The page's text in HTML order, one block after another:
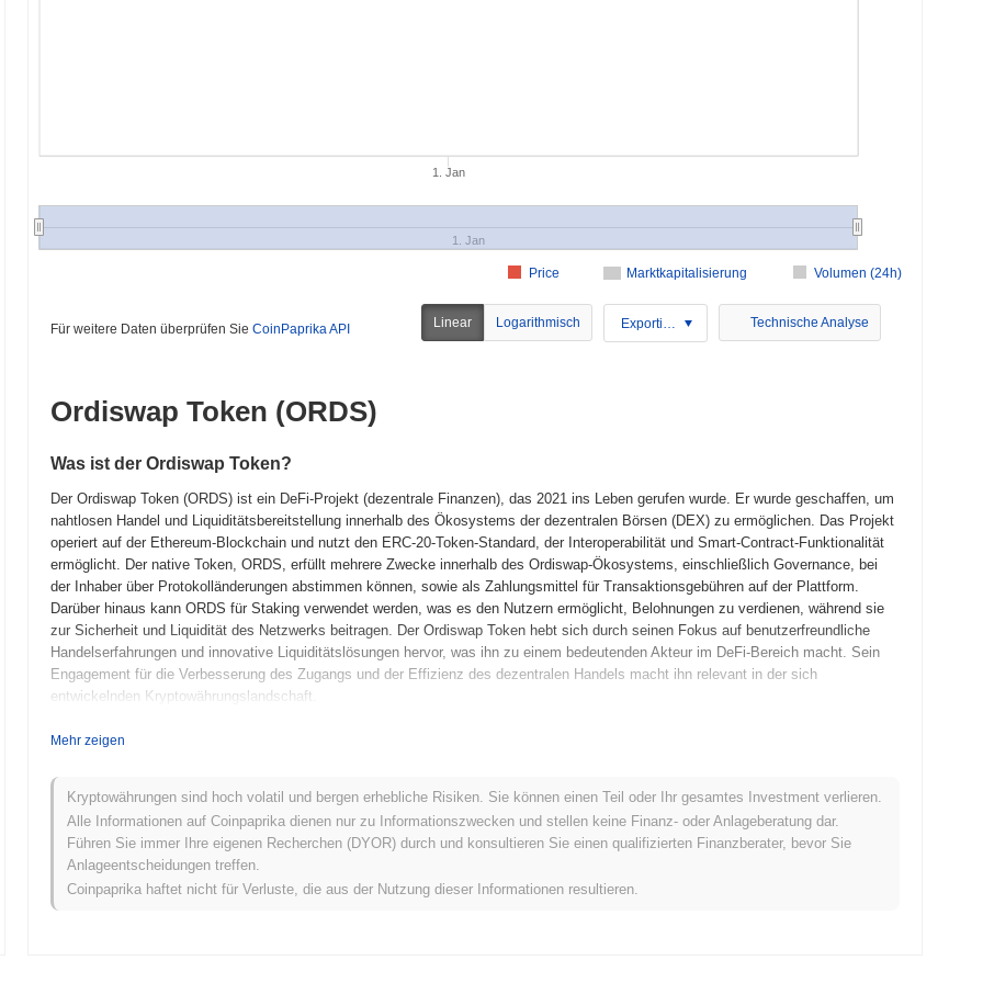
Marktkapitalisierung Volumen (24h)
Price
1. Jan
1. Jan
Für weitere Daten überprüfen Sie CoinPaprika API Linear Logarithmisch Exportieren Technische Analyse
Ordiswap Token (ORDS)
Was ist der Ordiswap Token?
Der Ordiswap Token (ORDS) ist ein DeFi-Projekt (dezentrale Finanzen), das 2021 ins Leben gerufen wurde. Er wurde geschaffen, um
nahtlosen Handel und Liquiditätsbereitstellung innerhalb des Ökosystems der dezentralen Börsen (DEX) zu ermöglichen. Das Projekt
operiert auf der Ethereum-Blockchain und nutzt den ERC-20-Token-Standard, der Interoperabilität und Smart-Contract-Funktionalität
ermöglicht. Der native Token, ORDS, erfüllt mehrere Zwecke innerhalb des Ordiswap-Ökosystems, einschließlich Governance, bei
der Inhaber über Protokolländerungen abstimmen können, sowie als Zahlungsmittel für Transaktionsgebühren auf der Plattform.
Darüber hinaus kann ORDS für Staking verwendet werden, was es den Nutzern ermöglicht, Belohnungen zu verdienen, während sie
zur Sicherheit und Liquidität des Netzwerks beitragen. Der Ordiswap Token hebt sich durch seinen Fokus auf benutzerfreundliche
Handelserfahrungen und innovative Liquiditätslösungen hervor, was ihn zu einem bedeutenden Akteur im DeFi-Bereich macht. Sein
Engagement für die Verbesserung des Zugangs und der Effizienz des dezentralen Handels macht ihn relevant in der sich
entwickelnden Kryptowährungslandschaft.
Wann und wie begann der Ordiswap Token?
technischen Rahmen des Projekts umreißt. Das Projekt startete sein Testnetz im Juni 2021, was frühen Nutzern ermöglichte, mit der
Plattform zu interagieren und Feedback zu geben. Nach erfolgreichen Tests wurde das Hauptnetz im September 2021 gestartet, was
den offiziellen Eintritt des Tokens in den Markt markierte. Die frühe Entwicklung konzentrierte sich auf die Schaffung eines
Ökosystems für dezentrale Börsen, das nahtlosen Handel und Liquiditätsbereitstellung ermöglicht. Die erste Verteilung des Ordiswap
Tokens erfolgte im Oktober 2021 durch ein faires Launch-Modell, das darauf abzielte, den Teilnehmern einen gerechten Zugang zu
gewährleisten. Diese grundlegenden Schritte legten den Grundstein für das Wachstum und die Integration des Ordiswap Tokens
Mehr zeigen
Kryptowährungen sind hoch volatil und bergen erhebliche Risiken. Sie können einen Teil oder Ihr gesamtes Investment verlieren.
Alle Informationen auf Coinpaprika dienen nur zu Informationszwecken und stellen keine Finanz- oder Anlageberatung dar.
Führen Sie immer Ihre eigenen Recherchen (DYOR) durch und konsultieren Sie einen qualifizierten Finanzberater, bevor Sie
Anlageentscheidungen treffen.
Coinpaprika haftet nicht für Verluste, die aus der Nutzung dieser Informationen resultieren.